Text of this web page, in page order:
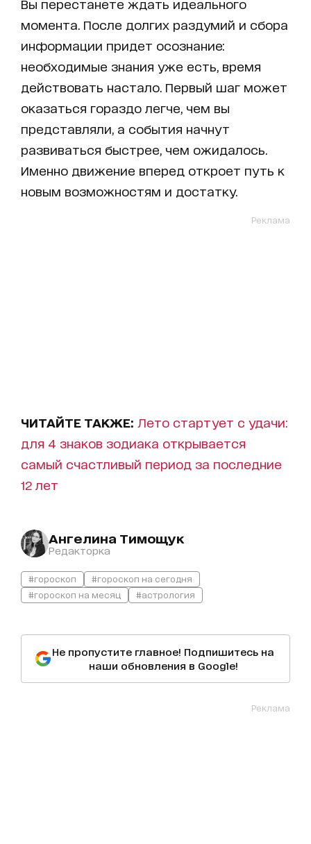
Вы перестанете ждать идеального
момента. После долгих раздумий и сбора
информации придет осознание:
необходимые знания уже есть, время
действовать настало. Первый шаг может
оказаться гораздо легче, чем вы
представляли, а события начнут
развиваться быстрее, чем ожидалось.
Именно движение вперед откроет путь к
новым возможностям и достатку.
Реклама
ЧИТАЙТЕ ТАКЖЕ: Лето стартует с удачи:
для 4 знаков зодиака открывается
самый счастливый период за последние
12 лет
Ангелина Тимощук
Редакторка
#гороскоп
#гороскоп на сегодня
#гороскоп на месяц
#астрология
Не пропустите главное! Подпишитесь на
наши обновления в Google!
Реклама